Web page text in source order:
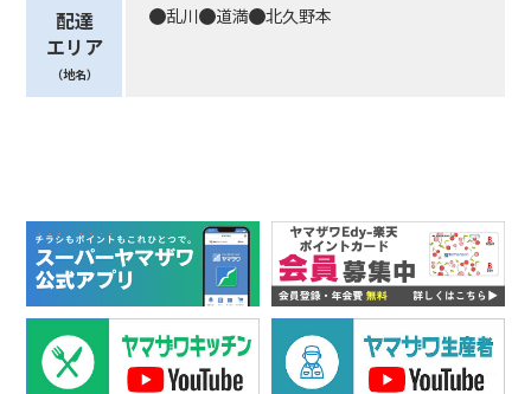
配達
エリア
（地名）
乱川 道満 北久野本